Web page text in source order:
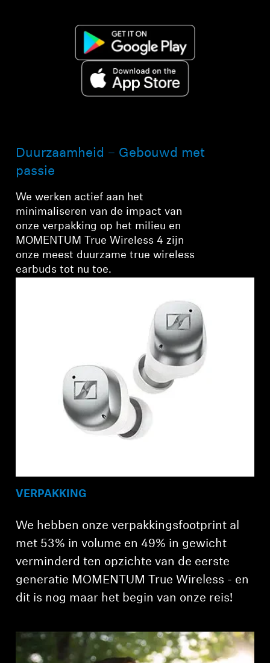
Duurzaamheid – Gebouwd met
passie
We werken actief aan het
minimaliseren van de impact van
onze verpakking op het milieu en
MOMENTUM True Wireless 4 zijn
onze meest duurzame true wireless
earbuds tot nu toe.
VERPAKKING
We hebben onze verpakkingsfootprint al
met 53% in volume en 49% in gewicht
verminderd ten opzichte van de eerste
generatie MOMENTUM True Wireless - en
dit is nog maar het begin van onze reis!